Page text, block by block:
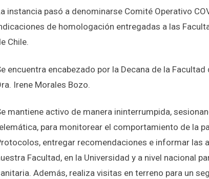
instancia pasó a denominarse Comité Operativo
de homologación entregadas a las
Chile.
encuentra encabezado por la Decana de la
Irene Morales Bozo.
mantiene activo de manera ininterrumpida,
para monitorear el comportamiento de la
entregar recomendaciones e informar las
Facultad, en la Universidad y a nivel nacional
Además, realiza visitas en terreno para un